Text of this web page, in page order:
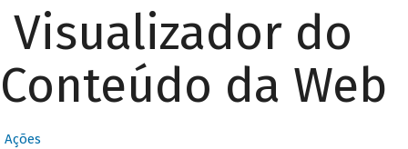
Visualizador do
Conteúdo da Web
Ações